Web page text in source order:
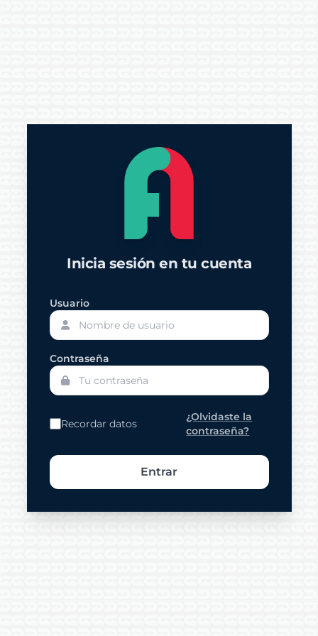
Inicia sesión en tu cuenta
Usuario
Contraseña
Recordar datos
¿Olvidaste la
contraseña?
Entrar